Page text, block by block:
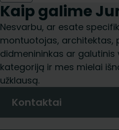
Kaip galime
Nesvarbu, ar esate
montuotojas, architektas,
didmenininkas ar
kategoriją ir mes mielai
užklausą.
Kontaktai